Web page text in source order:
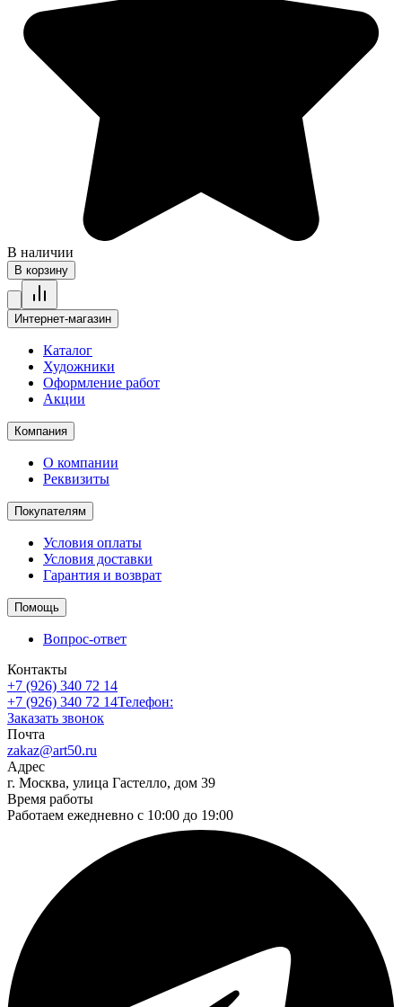
В наличии
В корзину
Интернет-магазин
Каталог
Художники
Оформление работ
Акции
Компания
О компании
Реквизиты
Покупателям
Условия оплаты
Условия доставки
Гарантия и возврат
Помощь
Вопрос-ответ
Контакты
+7 (926) 340 72 14
+7 (926) 340 72 14Телефон:
Заказать звонок
Почта
zakaz@art50.ru
Адрес
г. Москва, улица Гастелло, дом 39
Время работы
Работаем ежедневно с 10:00 до 19:00